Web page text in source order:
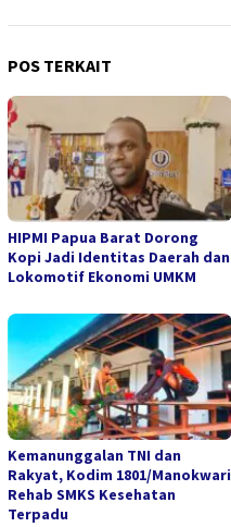
POS TERKAIT
HIPMI Papua Barat Dorong
Kopi Jadi Identitas Daerah dan
Lokomotif Ekonomi UMKM
Kemanunggalan TNI dan
Rakyat, Kodim 1801/Manokwari
Rehab SMKS Kesehatan
Terpadu